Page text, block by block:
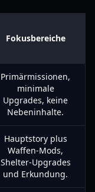
Fokusbereiche
Primärmissionen,
minimale
Upgrades, keine
Nebeninhalte.
Hauptstory plus
Waffen-Mods,
Shelter-Upgrades
und Erkundung.